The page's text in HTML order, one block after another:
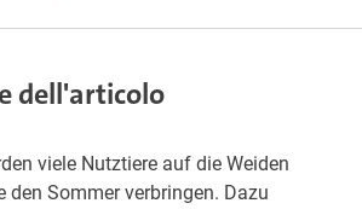
dell'articolo
viele Nutztiere auf die Weiden
den Sommer verbringen. Dazu